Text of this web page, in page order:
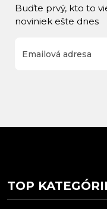
Buďte prvý, kto to
noviniek ešte dnes
TOP